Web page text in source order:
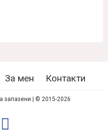
За мен Контакти
запазени | © 2015-2026